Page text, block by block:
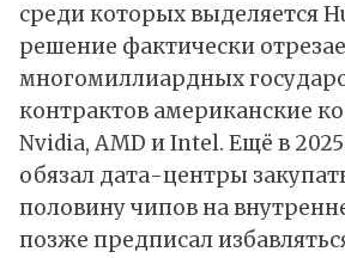
среди которых выделяется
решение фактически
многомиллиардных
контрактов американские
Nvidia, AMD и Intel. Ещё в
обязал дата-центры
половину чипов на
позже предписал